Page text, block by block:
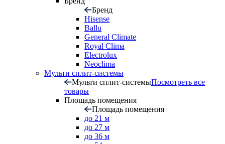
Бренд
Hisense
Ballu
General Climate
Royal Clima
Electrolux
Neoclima
Мульти сплит-системы
Мульти сплит-системыПосмотреть все
товары
Площадь помещения
Площадь помещения
до 21 м
до 27 м
до 36 м